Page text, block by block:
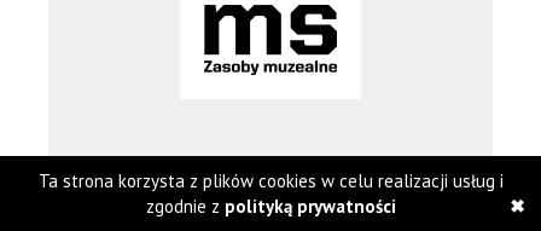
Derek Boshier
Kosmonauta (Najprzystojniejszy bohater kosmosu
Ta strona korzysta z plików cookies w celu realizacji usług i
zgodnie z polityką prywatności